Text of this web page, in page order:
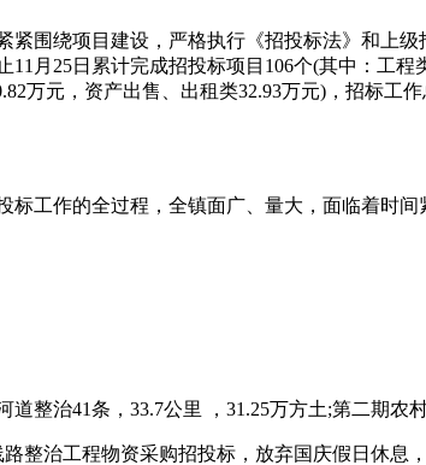
围绕项目建设，严格执行《招投标法》和上级
月25日累计完成招投标项目106个(其中：工程
万元，资产出售、出租类32.93万元)，招标工
工作的全过程，全镇面广、量大，面临着时间
治41条，33.7公里 ，31.25万方土;第二期农村
整治工程物资采购招投标，放弃国庆假日休息